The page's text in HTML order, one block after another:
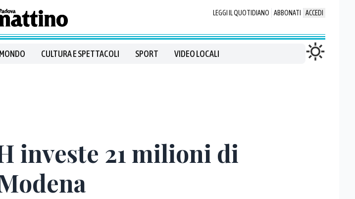
LEGGI IL QUOTIDIANO ABBONATI ACCEDI
MONDO CULTURA E SPETTACOLI SPORT VIDEO LOCALI
investe 21 milioni di